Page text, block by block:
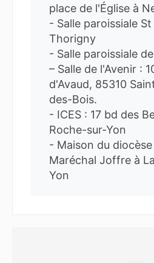
place de l'Église à
- Salle paroissiale St
Thorigny
- Salle paroissiale
– Salle de l'Avenir :
d'Avaud, 85310
des-Bois.
- ICES : 17 bd des
Roche-sur-Yon
- Maison du
Maréchal Joffre à
Yon